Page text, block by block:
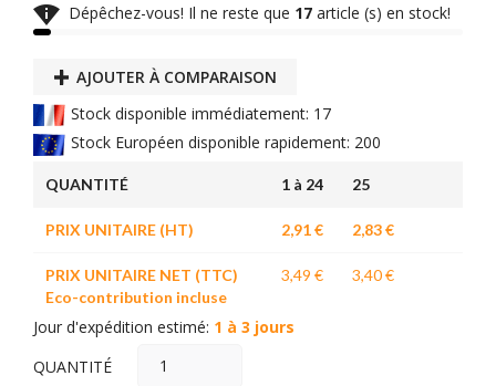
 Dépêchez-vous! Il ne reste que 17 article (s) en stock!
AJOUTER À COMPARAISON
Stock disponible immédiatement: 17
Stock Européen disponible rapidement: 200
QUANTITÉ 1 à 24 25
PRIX UNITAIRE (HT) 2,91 € 2,83 €
PRIX UNITAIRE NET (TTC)
Eco-contribution incluse
3,49 € 3,40 €
Jour d'expédition estimé: 1 à 3 jours
QUANTITÉ